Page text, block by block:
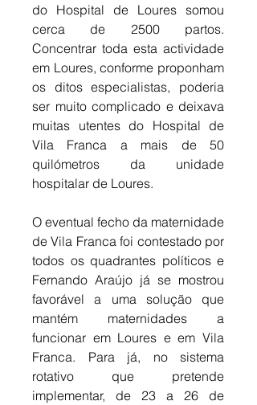
do Hospital de Loures somou
cerca de 2500 partos.
Concentrar toda esta actividade
em Loures, conforme proponham
os ditos especialistas, poderia
ser muito complicado e deixava
muitas utentes do Hospital de
Vila Franca a mais de 50
quilómetros da unidade
hospitalar de Loures.
O eventual fecho da maternidade
de Vila Franca foi contestado por
todos os quadrantes políticos e
Fernando Araújo já se mostrou
favorável a uma solução que
mantém maternidades a
funcionar em Loures e em Vila
Franca. Para já, no sistema
rotativo que pretende
implementar, de 23 a 26 de